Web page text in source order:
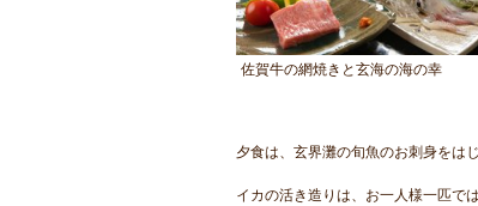
佐賀牛の網焼きと玄海の海の幸
夕食は、玄界灘の旬魚のお刺身をは
イカの活き造りは、お一人様一匹で